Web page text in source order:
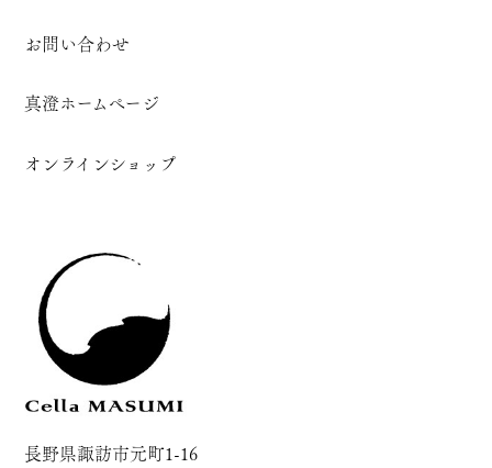
お問い合わせ
真澄ホームページ
オンラインショップ
長野県諏訪市元町1-16